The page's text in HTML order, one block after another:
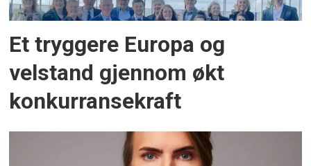
Et tryggere Europa og
velstand gjennom økt
konkurransekraft